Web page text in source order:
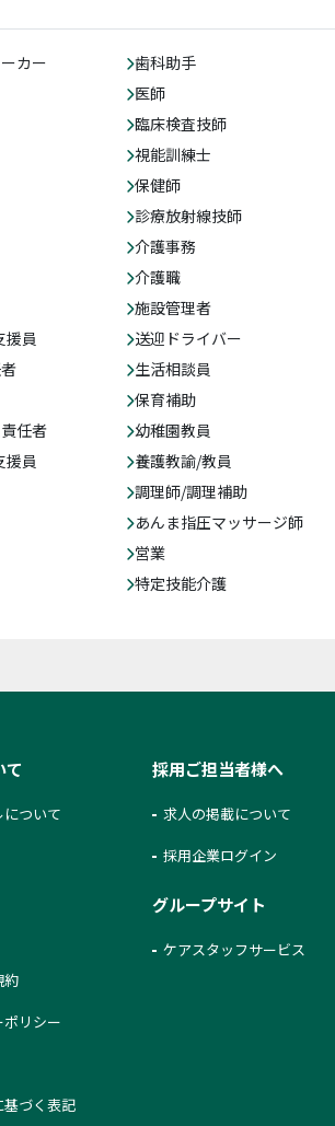
カー
歯科助手
医師
臨床検査技師
視能訓練士
保健師
診療放射線技師
介護事務
介護職
施設管理者
援員
送迎ドライバー
生活相談員
保育補助
任者
幼稚園教員
援員
養護教諭/教員
調理師/調理補助
あんま指圧マッサージ師
営業
特定技能介護
て
ついて
約
リシー
づく表記
採用ご担当者様へ
求人の掲載について
採用企業ログイン
グループサイト
ケアスタッフサービス